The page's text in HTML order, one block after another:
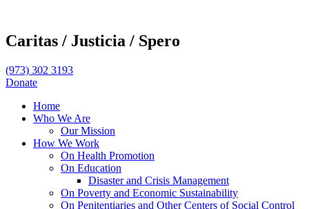
Caritas / Justicia / Spero
(973) 302 3193
Donate
Home
Who We Are
Our Mission
How We Work
On Health Promotion
On Education
Disaster and Crisis Management
On Poverty and Economic Sustainability
On Penitentiaries and Other Centers of Social Control